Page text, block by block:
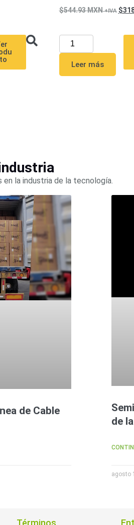
544.93MXN
Leer más
la industria de la tecnología.
de Cable
de
agosto
Términos